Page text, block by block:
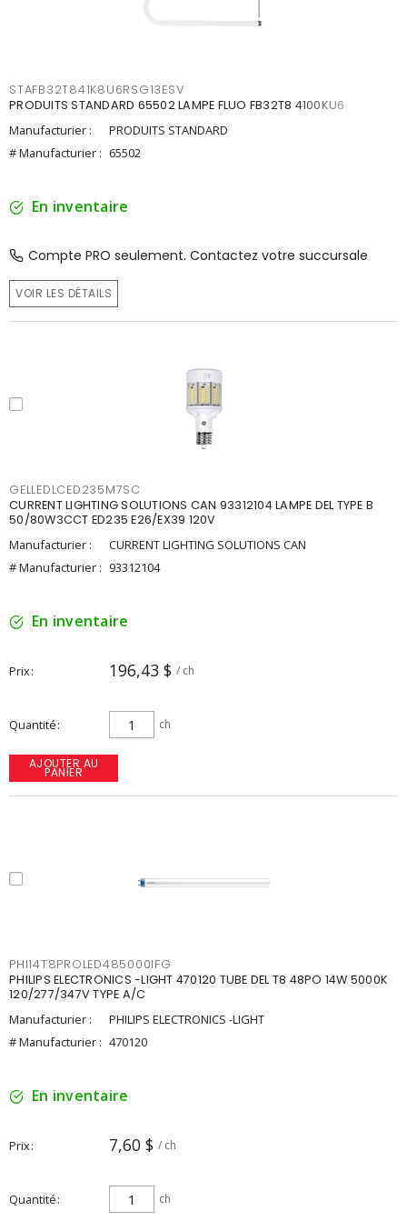
STAFB32T841K8U6RSG13ESV
PRODUITS STANDARD 65502 LAMPE FLUO FB32T8 4100KU6
Manufacturier :
PRODUITS STANDARD
# Manufacturier : 65502
En inventaire
Compte PRO seulement. Contactez votre succursale
VOIR LES DÉTAILS
GELLEDLCED235M7SC
CURRENT LIGHTING SOLUTIONS CAN 93312104 LAMPE DEL TYPE B
50/80W3CCT ED235 E26/EX39 120V
Manufacturier :
CURRENT LIGHTING SOLUTIONS CAN
# Manufacturier : 93312104
En inventaire
Prix 196,43 $ / ch
Quantité ch
AJOUTER AU
PANIER
PHI14T8PROLED485000IFG
PHILIPS ELECTRONICS -LIGHT 470120 TUBE DEL T8 48PO 14W 5000K
120/277/347V TYPE A/C
Manufacturier :
PHILIPS ELECTRONICS -LIGHT
# Manufacturier : 470120
En inventaire
Prix 7,60 $ / ch
Quantité ch